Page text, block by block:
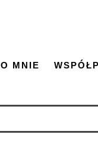
O MNIE